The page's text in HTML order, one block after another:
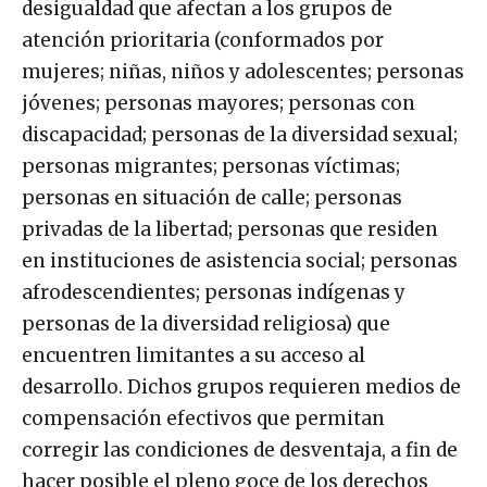
desigualdad que afectan a los grupos de
atención prioritaria (conformados por
mujeres; niñas, niños y adolescentes; personas
jóvenes; personas mayores; personas con
discapacidad; personas de la diversidad sexual;
personas migrantes; personas víctimas;
personas en situación de calle; personas
privadas de la libertad; personas que residen
en instituciones de asistencia social; personas
afrodescendientes; personas indígenas y
personas de la diversidad religiosa) que
encuentren limitantes a su acceso al
desarrollo. Dichos grupos requieren medios de
compensación efectivos que permitan
corregir las condiciones de desventaja, a fin de
hacer posible el pleno goce de los derechos